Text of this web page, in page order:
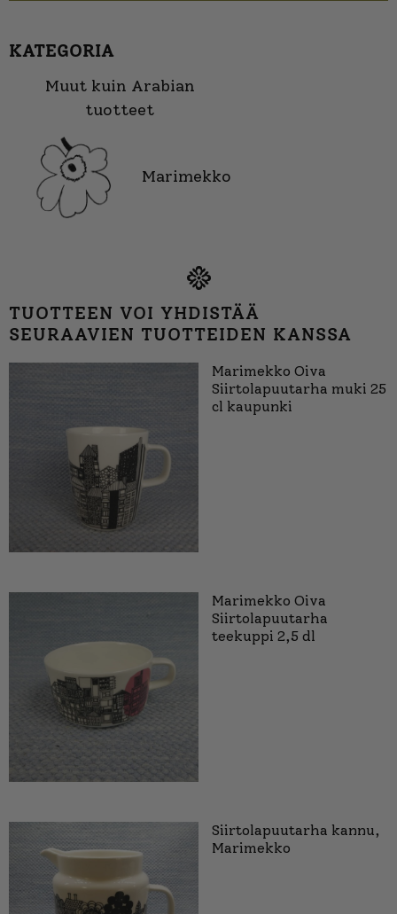
KATEGORIA
Muut kuin Arabian
tuotteet
Marimekko
TUOTTEEN VOI YHDISTÄÄ
SEURAAVIEN TUOTTEIDEN KANSSA
Marimekko Oiva
Siirtolapuutarha muki 25
cl kaupunki
Marimekko Oiva
Siirtolapuutarha
teekuppi 2,5 dl
Siirtolapuutarha kannu,
Marimekko